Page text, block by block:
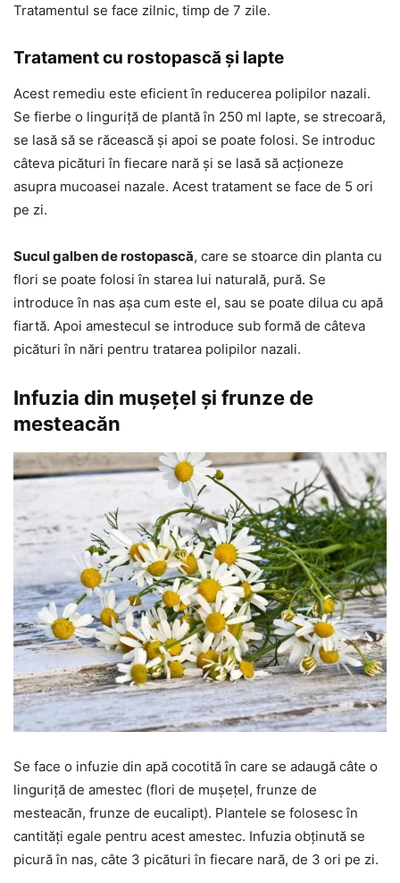
Tratamentul se face zilnic, timp de 7 zile.
Tratament cu rostopască și lapte
Acest remediu este eficient în reducerea polipilor nazali.
Se fierbe o linguriță de plantă în 250 ml lapte, se strecoară,
se lasă să se răcească și apoi se poate folosi. Se introduc
câteva picături în fiecare nară și se lasă să acționeze
asupra mucoasei nazale. Acest tratament se face de 5 ori
pe zi.
Sucul galben de rostopască, care se stoarce din planta cu
flori se poate folosi în starea lui naturală, pură. Se
introduce în nas așa cum este el, sau se poate dilua cu apă
fiartă. Apoi amestecul se introduce sub formă de câteva
picături în nări pentru tratarea polipilor nazali.
Infuzia din mușețel și frunze de
mesteacăn
Se face o infuzie din apă cocotită în care se adaugă câte o
linguriță de amestec (flori de mușețel, frunze de
mesteacăn, frunze de eucalipt). Plantele se folosesc în
cantități egale pentru acest amestec. Infuzia obținută se
picură în nas, câte 3 picături în fiecare nară, de 3 ori pe zi.